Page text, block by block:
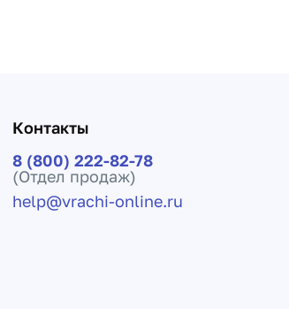
Контакты
8 (800) 222-82-78
(Отдел продаж)
help@vrachi-online.ru